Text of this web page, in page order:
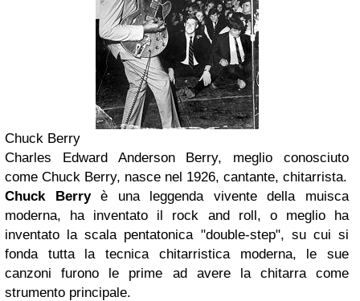
Chuck Berry
Charles Edward Anderson Berry, meglio conosciuto
come Chuck Berry, nasce nel 1926, cantante, chitarrista.
Chuck Berryè una leggenda vivente della muisca
moderna, ha inventato il rock and roll, o meglio ha
inventato la scala pentatonica "double-step", su cui si
fonda tutta la tecnica chitarristica moderna, le sue
canzoni furono le prime ad avere la chitarra come
strumento principale.